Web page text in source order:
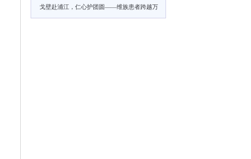
戈壁赴浦江，仁心护团圆——维族患者跨越万